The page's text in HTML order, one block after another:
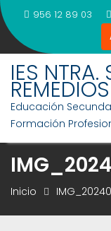
Saltar
al
contenido
956 12 89 03
IES NTRA.
REMEDIOS
Educación
Formación
Inicio